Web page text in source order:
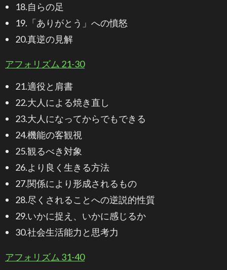
18.自らの足
19.「ありがとう」への憤怒
20.真逆の見解
アフォリズム 21-30
21.適役と肩書
22.大人による焼き直し
23.大人になってからでもできる
24.機能の客観視
25.観るべき対象
26.より良く生きる方法
27.関係により形成されるもの
28.尽くされることへの逆説的性質
29.いかに捉え、いかに感じるか
30.社会生活能力と思考力
アフォリズム 31-40